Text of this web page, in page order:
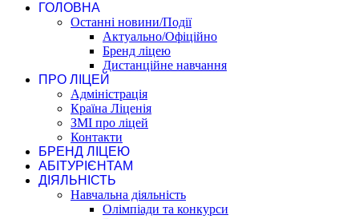
ГОЛОВНА
Останні новини/Події
Актуально/Офіційно
Бренд ліцею
Дистанційне навчання
ПРО ЛІЦЕЙ
Адміністрація
Країна Ліценія
ЗМІ про ліцей
Контакти
БРЕНД ЛІЦЕЮ
АБІТУРІЄНТАМ
ДІЯЛЬНІСТЬ
Навчальна діяльність
Олімпіади та конкурси